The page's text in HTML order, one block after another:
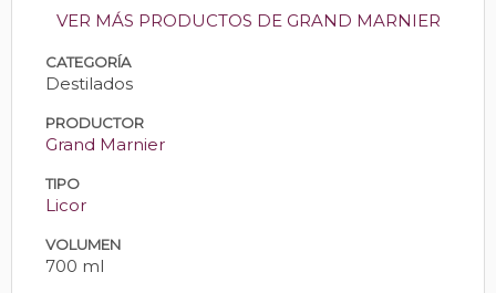
VER MÁS PRODUCTOS DE GRAND MARNIER
CATEGORÍA
Destilados
PRODUCTOR
Grand Marnier
TIPO
Licor
VOLUMEN
700 ml